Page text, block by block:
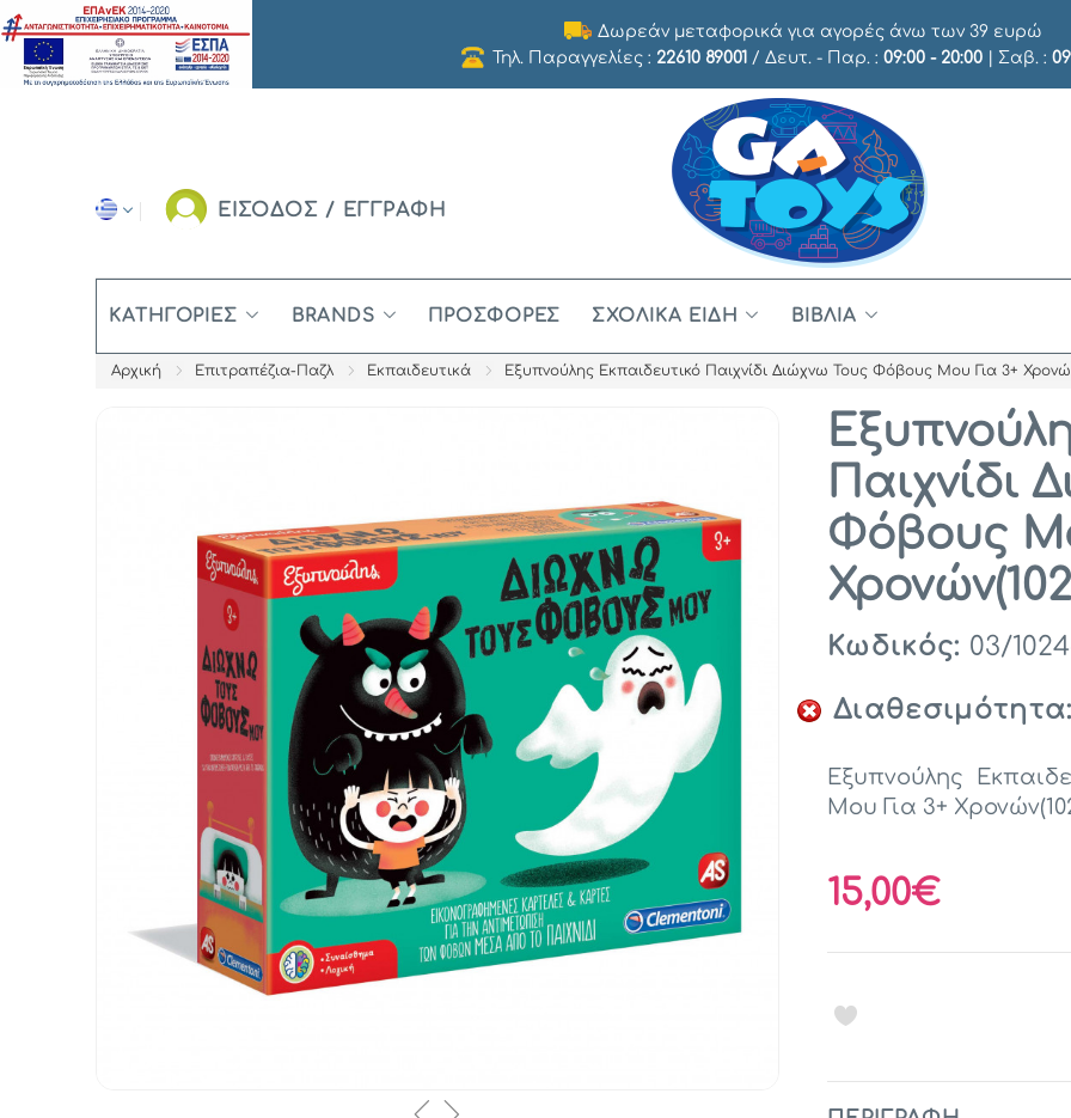
Δωρεάν μεταφορικά για αγορές άνω των 39 ευρώ
Τηλ. Παραγγελίες : 22610 89001 / Δευτ. - Παρ. : 09:00 - 20:00 | Σαβ. :
ΕΙΣΟΔΟΣ / ΕΓΓΡΑΦΗ
ΚΑΤΗΓΟΡΊΕΣ BRANDS ΠΡΟΣΦΟΡΈΣ ΣΧΟΛΙΚΆ ΕΊΔΗ ΒΙΒΛΊΑ
Αρχική Επιτραπέζια-Παζλ Εκπαιδευτικά Εξυπνούλης Εκπαιδευτικό Παιχνίδι Διώχνω Τους Φόβους Μου Για 3+
Παιχνίδι
Φόβους
Κωδικός: 03/
Εξυπνούλης
Μου Για 3+
15,00€